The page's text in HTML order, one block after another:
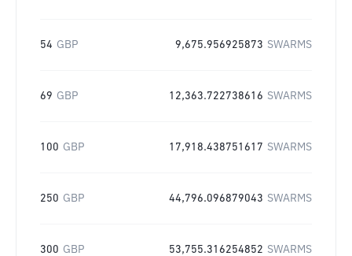
54 GBP 9,675.956925873 SWARMS
69 GBP 12,363.722738616 SWARMS
100 GBP 17,918.438751617 SWARMS
250 GBP 44,796.096879043 SWARMS
300 GBP 53,755.316254852 SWARMS